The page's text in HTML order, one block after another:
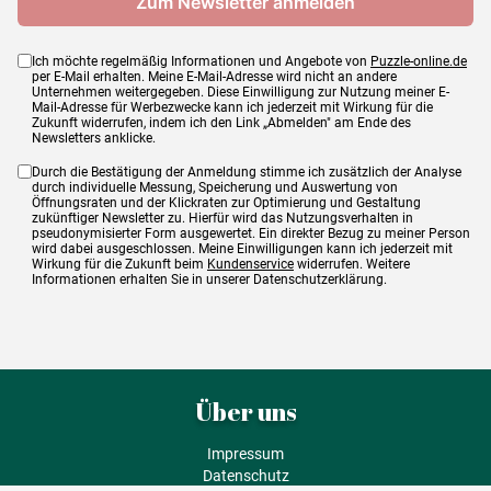
Ich möchte regelmäßig Informationen und Angebote von Puzzle-online.de
per E-Mail erhalten. Meine E-Mail-Adresse wird nicht an andere
Unternehmen weitergegeben. Diese Einwilligung zur Nutzung meiner E-
Mail-Adresse für Werbezwecke kann ich jederzeit mit Wirkung für die
Zukunft widerrufen, indem ich den Link „Abmelden" am Ende des
Newsletters anklicke.
Durch die Bestätigung der Anmeldung stimme ich zusätzlich der Analyse
durch individuelle Messung, Speicherung und Auswertung von
Öffnungsraten und der Klickraten zur Optimierung und Gestaltung
zukünftiger Newsletter zu. Hierfür wird das Nutzungsverhalten in
pseudonymisierter Form ausgewertet. Ein direkter Bezug zu meiner Person
wird dabei ausgeschlossen. Meine Einwilligungen kann ich jederzeit mit
Wirkung für die Zukunft beim Kundenservice widerrufen. Weitere
Informationen erhalten Sie in unserer Datenschutzerklärung.
Über uns
Impressum
Datenschutz